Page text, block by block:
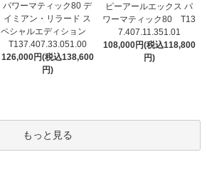
パワーマティック80 デ
イミアン・リラード ス
ペシャルエディション
T137.407.33.051.00
126,000円(税込138,600
円)
ピーアールエックス パ
ワーマティック80 T13
7.407.11.351.01
108,000円(税込118,800
円)
もっと見る